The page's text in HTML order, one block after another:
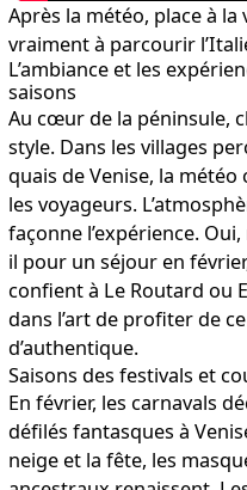
Après la météo, place à
vraiment à parcourir
L’ambiance et les
saisons
Au cœur de la péninsule,
style. Dans les villages
quais de Venise, la
les voyageurs.
façonne l’expérience.
il pour un séjour en
confient à Le Routard ou
dans l’art de profiter de
d’authentique.
Saisons des festivals et
En février, les carnavals
défilés fantasques à
neige et la fête, les